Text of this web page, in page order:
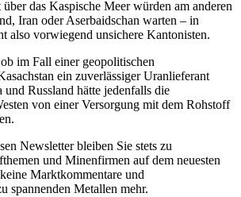
das Kaspische Meer würden am anderen
Iran oder Aserbaidschan warten – in
also vorwiegend unsichere Kantonisten.
im Fall einer geopolitischen
ein zuverlässiger Uranlieferant
Russland hätte jedenfalls die
von einer Versorgung mit dem Rohstoff
Newsletter bleiben Sie stets zu
und Minenfirmen auf dem neuesten
Marktkommentare und
spannenden Metallen mehr.